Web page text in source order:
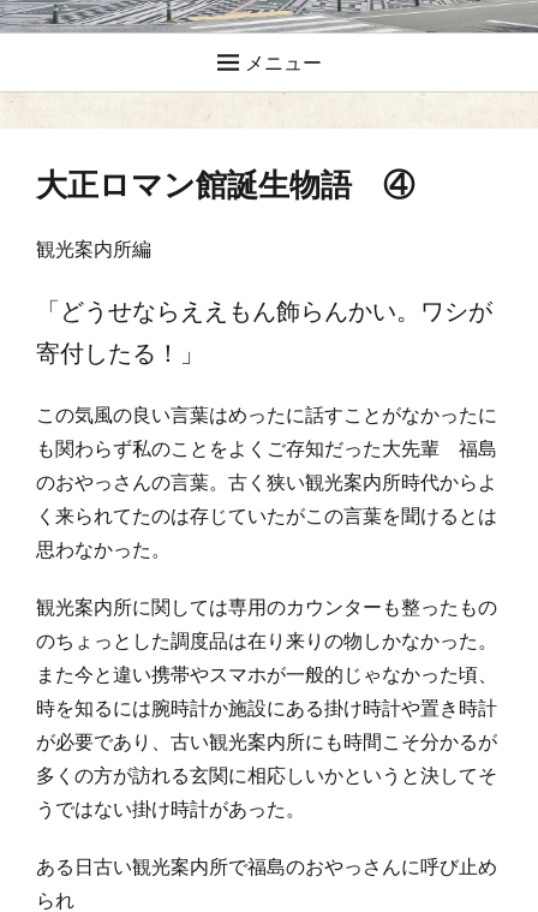
メニュー
大正ロマン館誕生物語 ④
観光案内所編
「どうせならええもん飾らんかい。ワシが
寄付したる！」
この気風の良い言葉はめったに話すことがなかったに
も関わらず私のことをよくご存知だった大先輩 福島
のおやっさんの言葉。古く狭い観光案内所時代からよ
く来られてたのは存じていたがこの言葉を聞けるとは
思わなかった。
観光案内所に関しては専用のカウンターも整ったもの
のちょっとした調度品は在り来りの物しかなかった。
また今と違い携帯やスマホが一般的じゃなかった頃、
時を知るには腕時計か施設にある掛け時計や置き時計
が必要であり、古い観光案内所にも時間こそ分かるが
多くの方が訪れる玄関に相応しいかというと決してそ
うではない掛け時計があった。
ある日古い観光案内所で福島のおやっさんに呼び止め
られ